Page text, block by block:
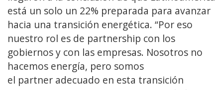
está un solo un 22% preparada para avanzar
hacia una transición energética. “Por eso
nuestro rol es de partnership con los
gobiernos y con las empresas. Nosotros no
hacemos energía, pero somos
el partner adecuado en esta transición